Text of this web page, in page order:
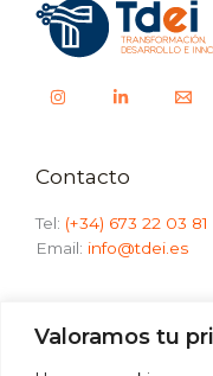
Valoramos tu
Contacto
Tel: (+34) 673 22 03 81
Email: info@tdei.es
11405 Jerez de la